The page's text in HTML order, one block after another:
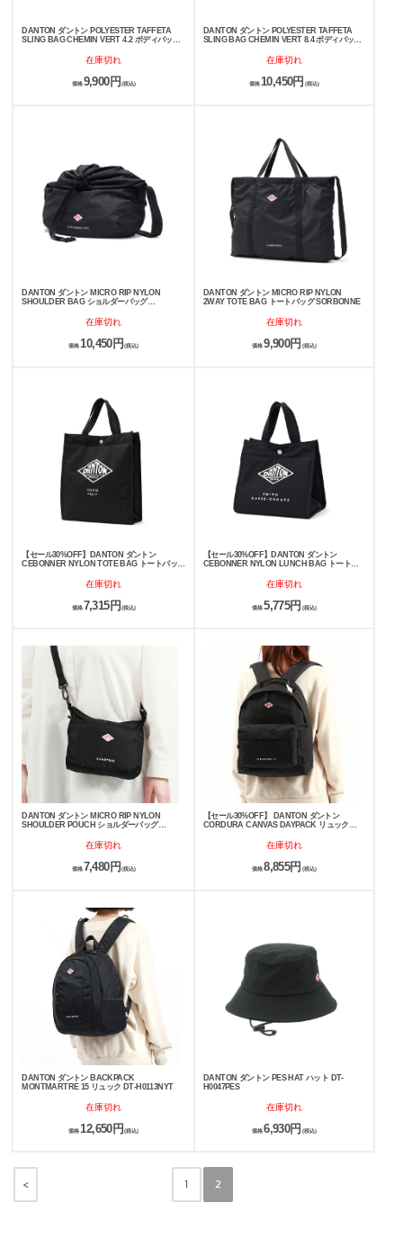
DANTON ダントン POLYESTER TAFFETA
SLING BAG CHEMIN VERT 4.2 ボディバッグ
在庫切れ
価格 9,900円 (税込)
DANTON ダントン POLYESTER TAFFETA
SLING BAG CHEMIN VERT 8.4 ボディバッグ
在庫切れ
価格10,450円 (税込)
DANTON ダントン MICRO RIP NYLON
SHOULDER BAG ショルダーバッグ
在庫切れ
価格 10,450円 (税込)
DANTON ダントン MICRO RIP NYLON
2WAY TOTE BAG トートバッグ SORBONNE
在庫切れ
価格9,900円 (税込)
【セール30%OFF】DANTON ダントン
CEBONNER NYLON TOTE BAG トートバッグ
在庫切れ
価格 7,315円(税込)
【セール30%OFF】DANTON ダントン
CEBONNER NYLON LUNCH BAG トートバ
在庫切れ
価格5,775円 (税込)
DANTON ダントン MICRO RIP NYLON
SHOULDER POUCH ショルダーバッグ
在庫切れ
価格 7,480円 (税込)
【セール30%OFF】 DANTON ダントン
CORDURA CANVAS DAYPACK リュック
在庫切れ
価格8,855円 (税込)
DANTON ダントン BACKPACK
MONTMARTRE 15 リュック DT-H0113NYT
在庫切れ
価格 12,650円(税込)
DANTON ダントン PES HAT ハット DT-
H0047PES
在庫切れ
価格6,930円 (税込)
< 1 2